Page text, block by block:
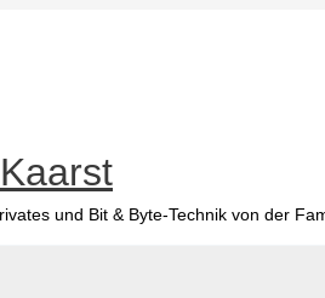
und Bit & Byte-Technik von der